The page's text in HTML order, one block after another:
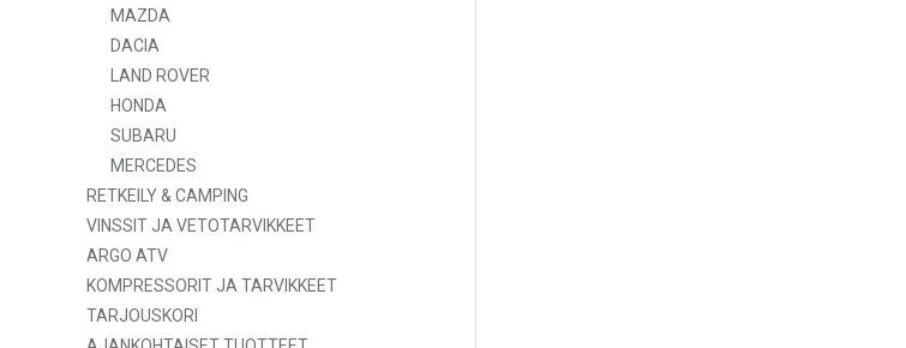
MAZDA
DACIA
LAND ROVER
HONDA
SUBARU
MERCEDES
RETKEILY & CAMPING
VINSSIT JA VETOTARVIKKEET
ARGO ATV
KOMPRESSORIT JA TARVIKKEET
TARJOUSKORI